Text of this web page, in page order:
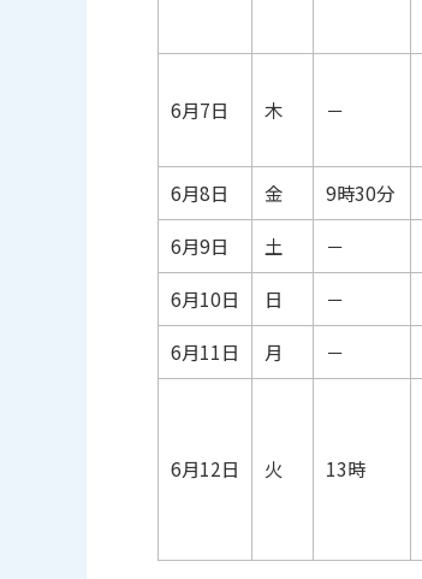
6月7日 木 －
6月8日
金 9時30分
6月9日
土 －
6月10日
日 －
6月11日
月 －
6月12日 火 13時